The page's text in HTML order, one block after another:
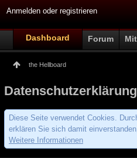
Anmelden oder registrieren
Dashboard Forum
the Hellboard
Datenschutzerklärung
Diese Seite verwendet Cookies.
erklären Sie sich damit
Weitere Informationen